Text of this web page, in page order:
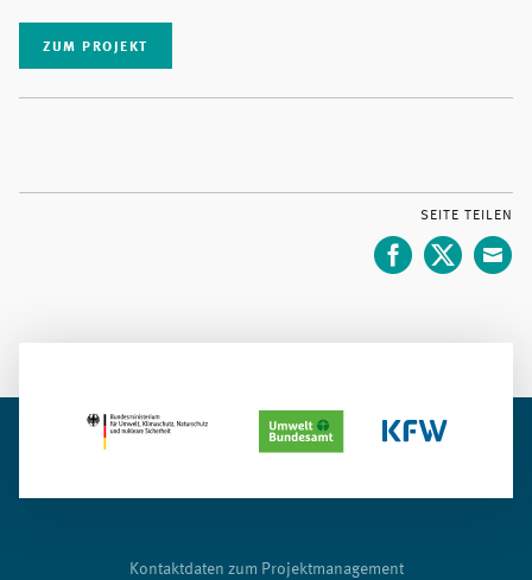
ZUM PROJEKT
SEITE TEILEN
Kontaktdaten zum Projektmanagement